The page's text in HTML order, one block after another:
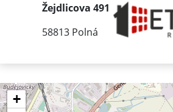
Žejdlicova 491
58813 Polná
+